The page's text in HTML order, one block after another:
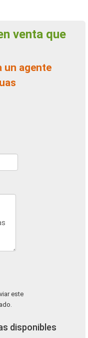
este
disponibles